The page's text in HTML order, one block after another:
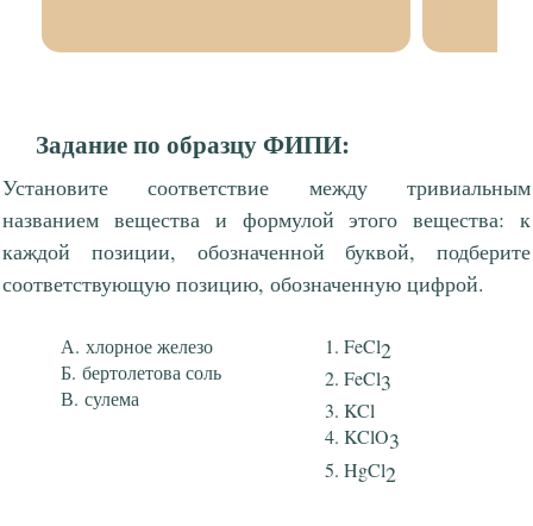
Задание по образцу ФИПИ:
Установите соответствие между тривиальным
названием вещества и формулой этого вещества: к
каждой позиции, обозначенной буквой, подберите
соответствующую позицию, обозначенную цифрой.
хлорное железо
бертолетова соль
сулема
FeCl2
FeCl3
KCl
KClO3
HgCl2